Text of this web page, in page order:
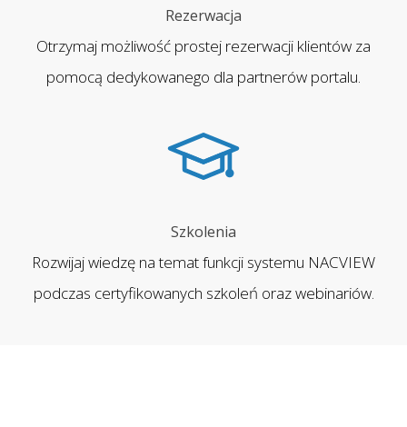
Rezerwacja
Otrzymaj możliwość prostej rezerwacji klientów za
pomocą dedykowanego dla partnerów portalu.
Szkolenia
Rozwijaj wiedzę na temat funkcji systemu NACVIEW
podczas certyfikowanych szkoleń oraz webinariów.